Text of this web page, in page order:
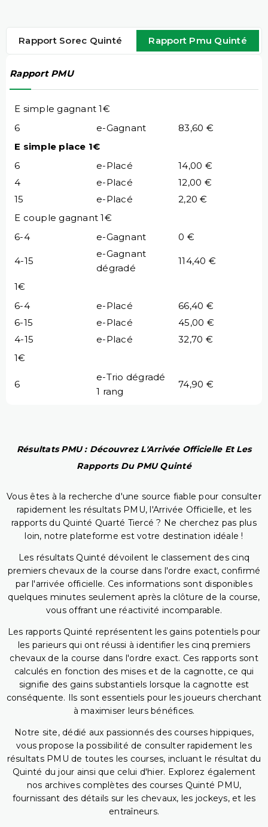
Rapport Sorec Quinté Rapport Pmu Quinté
Rapport PMU
E simple gagnant 1€
6
e-Gagnant
83,60 €
E simple place 1€
6
e-Placé
14,00 €
4
e-Placé
12,00 €
15
e-Placé
2,20 €
E couple gagnant 1€
6-4
e-Gagnant 0 €
4-15
e-Gagnant
dégradé
114,40 €
1€
6-4
e-Placé
66,40 €
6-15
e-Placé
45,00 €
4-15
e-Placé
32,70 €
1€
6
e-Trio dégradé
1 rang
74,90 €
Résultats PMU : Découvrez L'Arrivée Officielle Et Les
Rapports Du PMU Quinté
Vous êtes à la recherche d'une source fiable pour consulter
rapidement les résultats PMU, l'Arrivée Officielle, et les
rapports du Quinté Quarté Tiercé ? Ne cherchez pas plus
loin, notre plateforme est votre destination idéale !
Les résultats Quinté dévoilent le classement des cinq
premiers chevaux de la course dans l'ordre exact, confirmé
par l'arrivée officielle. Ces informations sont disponibles
quelques minutes seulement après la clôture de la course,
vous offrant une réactivité incomparable.
Les rapports Quinté représentent les gains potentiels pour
les parieurs qui ont réussi à identifier les cinq premiers
chevaux de la course dans l'ordre exact. Ces rapports sont
calculés en fonction des mises et de la cagnotte, ce qui
signifie des gains substantiels lorsque la cagnotte est
conséquente. Ils sont essentiels pour les joueurs cherchant
à maximiser leurs bénéfices.
Notre site, dédié aux passionnés des courses hippiques,
vous propose la possibilité de consulter rapidement les
résultats PMU de toutes les courses, incluant le résultat du
Quinté du jour ainsi que celui d'hier. Explorez également
nos archives complètes des courses Quinté PMU,
fournissant des détails sur les chevaux, les jockeys, et les
entraîneurs.